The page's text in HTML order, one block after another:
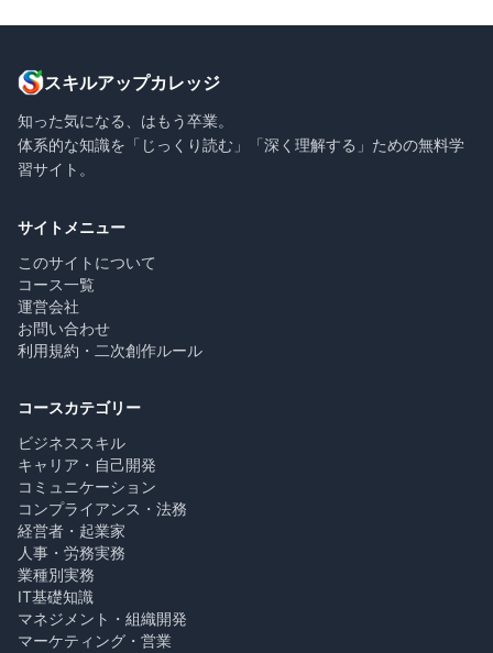
スキルアップカレッジ
知った気になる、はもう卒業。
体系的な知識を「じっくり読む」「深く理解する」ための無料学
習サイト。
サイトメニュー
このサイトについて
コース一覧
運営会社
お問い合わせ
利用規約・二次創作ルール
コースカテゴリー
ビジネススキル
キャリア・自己開発
コミュニケーション
コンプライアンス・法務
経営者・起業家
人事・労務実務
業種別実務
IT基礎知識
マネジメント・組織開発
マーケティング・営業